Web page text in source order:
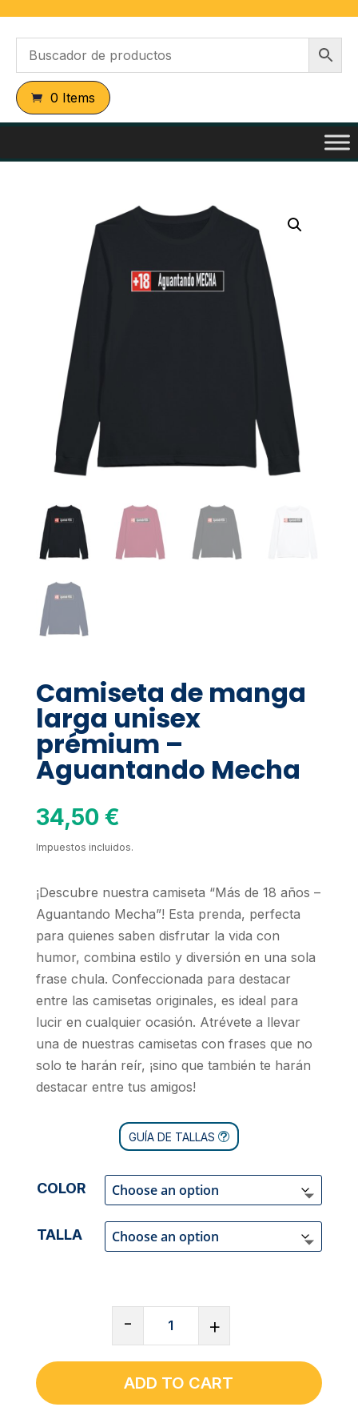
0 Items
Camiseta de manga
larga unisex
prémium –
Aguantando Mecha
34,50 €
Impuestos incluidos.
¡Descubre nuestra camiseta “Más de 18 años –
Aguantando Mecha”! Esta prenda, perfecta
para quienes saben disfrutar la vida con
humor, combina estilo y diversión en una sola
frase chula. Confeccionada para destacar
entre las camisetas originales, es ideal para
lucir en cualquier ocasión. Atrévete a llevar
una de nuestras camisetas con frases que no
solo te harán reír, ¡sino que también te harán
destacar entre tus amigos!
GUÍA DE TALLAS
COLOR
TALLA
-
MANGA
LARGA
UNISEX
+
ADD TO CART